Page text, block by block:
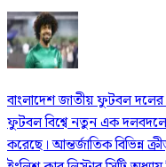
বাংলাদেশ জাতীয় ফুটবল দলের
ফুটবল বিশ্বে নতুন এক
করেছে। আন্তর্জাতিক বিভিন্ন